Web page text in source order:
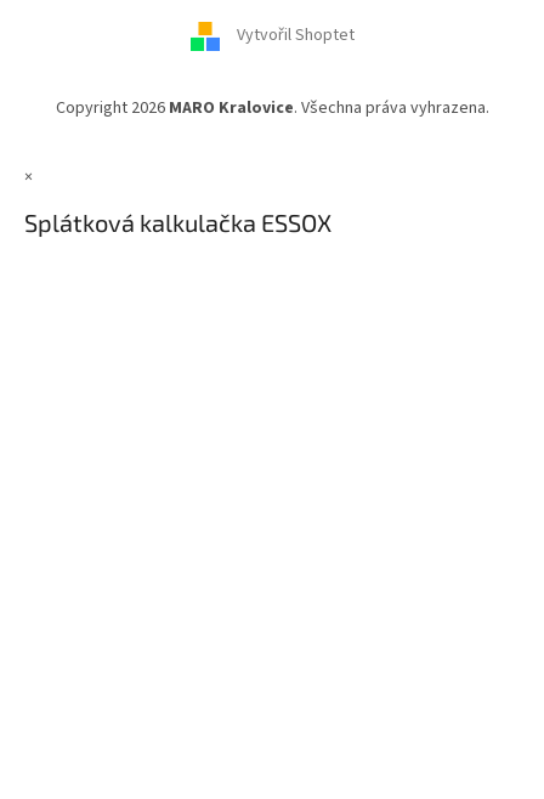
Vytvořil Shoptet
Copyright 2026 MARO Kralovice. Všechna práva vyhrazena.
×
Splátková kalkulačka ESSOX